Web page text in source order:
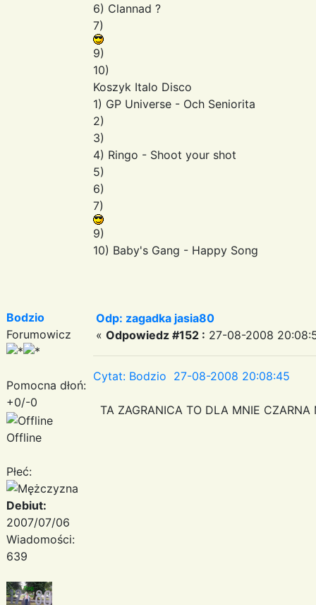
6) Clannad ?
7)
9)
10)
Koszyk Italo Disco
1) GP Universe - Och Seniorita
2)
3)
4) Ringo - Shoot your shot
5)
6)
7)
9)
10) Baby's Gang - Happy Song
Bodzio
Forumowicz
Pomocna dłoń:
+0/-0
Offline
Płeć:
Debiut:
2007/07/06
Wiadomości:
639
Odp: zagadka jasia80
« Odpowiedz #152 : 27-08-2008
Cytat: Bodzio 27-08-2008 20:08:45
TA ZAGRANICA TO DLA MNIE CZARNA